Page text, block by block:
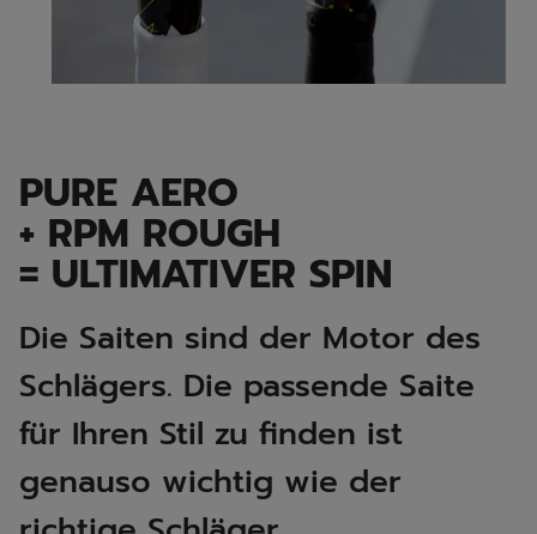
PURE AERO
+ RPM ROUGH
= ULTIMATIVER SPIN​
Die Saiten sind der Motor des
Schlägers. Die passende Saite
für Ihren Stil zu finden ist
genauso wichtig wie der